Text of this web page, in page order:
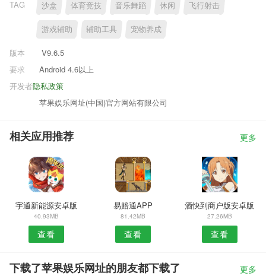
TAG 沙盒 体育竞技 音乐舞蹈 休闲 飞行射击
游戏辅助 辅助工具 宠物养成
版本
V9.6.5
要求
Android 4.6以上
隐私政策
开发者
苹果娱乐网址(中国)官方网站有限公司
相关应用推荐 更多
宇通新能源安卓版
40.93MB
查看
易赔通APP
81.42MB
查看
酒快到商户版安卓版
27.26MB
查看
下载了苹果娱乐网址的朋友都下载了 更多